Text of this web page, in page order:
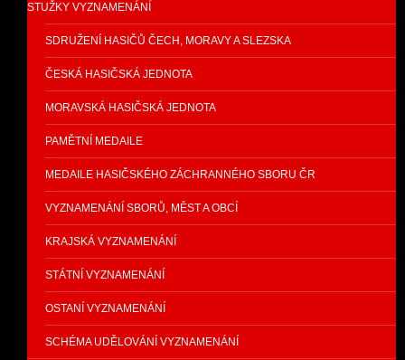
STUŽKY VYZNAMENÁNÍ
SDRUŽENÍ HASIČŮ ČECH, MORAVY A SLEZSKA
ČESKÁ HASIČSKÁ JEDNOTA
MORAVSKÁ HASIČSKÁ JEDNOTA
PAMĚTNÍ MEDAILE
MEDAILE HASIČSKÉHO ZÁCHRANNÉHO SBORU ČR
VYZNAMENÁNÍ SBORŮ, MĚST A OBCÍ
KRAJSKÁ VYZNAMENÁNÍ
STÁTNÍ VYZNAMENÁNÍ
OSTANÍ VYZNAMENÁNÍ
SCHÉMA UDĚLOVÁNÍ VYZNAMENÁNÍ